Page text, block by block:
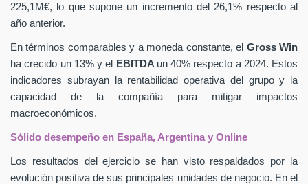
225,1M€, lo que supone un incremento del 26,1% respecto al
año anterior.
En términos comparables y a moneda constante, el Gross Win
ha crecido un 13% y el
EBITDA un 40% respecto a 2024. Estos
indicadores subrayan la rentabilidad operativa del grupo y la
capacidad de la compañía para mitigar impactos
macroeconómicos.
Sólido desempeño en España, Argentina y Online
Los resultados del ejercicio se han visto respaldados por la
evolución positiva de sus principales unidades de negocio. En el